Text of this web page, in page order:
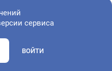
сервиса
ВОЙТИ